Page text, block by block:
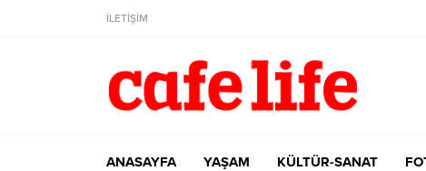
Deneme Bonusu Veren Siteler
İLETİŞİM
ANASAYFA YAŞAM KÜLTÜR-SANAT